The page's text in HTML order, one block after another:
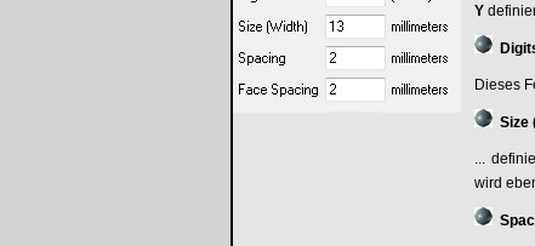
Y
Dieses
Size
...
wird